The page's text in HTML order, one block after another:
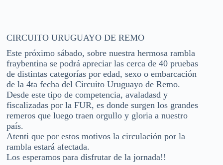
CIRCUITO URUGUAYO DE REMO
Este próximo sábado, sobre nuestra hermosa rambla
fraybentina se podrá apreciar las cerca de 40 pruebas
de distintas categorías por edad, sexo o embarcación
de la 4ta fecha del Circuito Uruguayo de Remo.
Desde este tipo de competencia, avaladasd y
fiscalizadas por la FUR, es donde surgen los grandes
remeros que luego traen orgullo y gloria a nuestro
país.
Atenti que por estos motivos la circulación por la
rambla estará afectada.
Los esperamos para disfrutar de la jornada!!